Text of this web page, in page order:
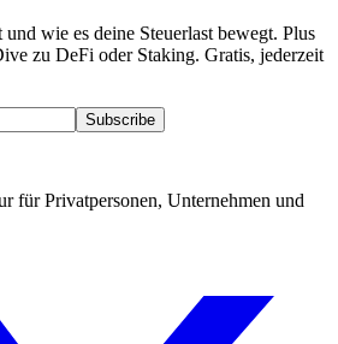
wie es deine Steuerlast bewegt. Plus
zu DeFi oder Staking. Gratis, jederzeit
Subscribe
für Privatpersonen, Unternehmen und